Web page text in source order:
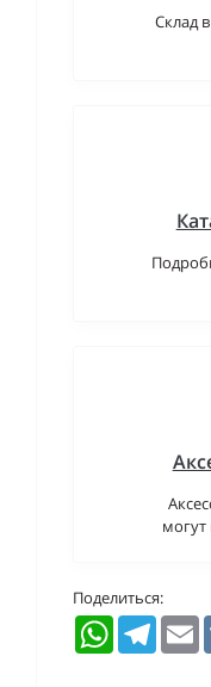
Склад
могут
Поделиться:
WhatsApp